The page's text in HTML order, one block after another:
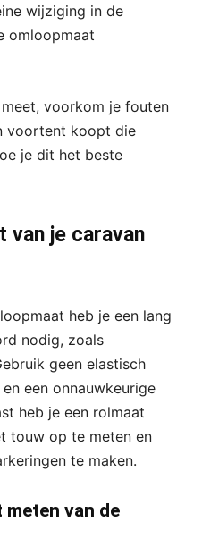
wijziging in de
omloopmaat
voorkom je fouten
voortent koopt die
je dit het beste
van je caravan
heb je een lang
nodig, zoals
geen elastisch
een onnauwkeurige
heb je een rolmaat
touw op te meten en
te maken.
van de